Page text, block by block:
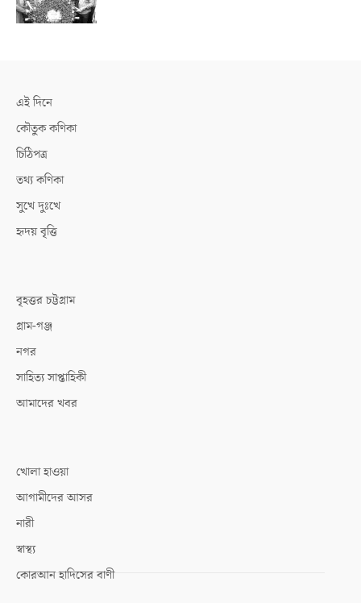
এই দিনে
কৌতুক কণিকা
চিঠিপত্র
তথ্য কণিকা
সুখে দুঃখে
হৃদয় বৃত্তি
বৃহত্তর চট্টগ্রাম
গ্রাম-গঞ্জ
নগর
সাহিত্য সাপ্তাহিকী
আমাদের খবর
খোলা হাওয়া
আগামীদের আসর
নারী
স্বাস্থ্য
কোরআন হাদিসের বাণী